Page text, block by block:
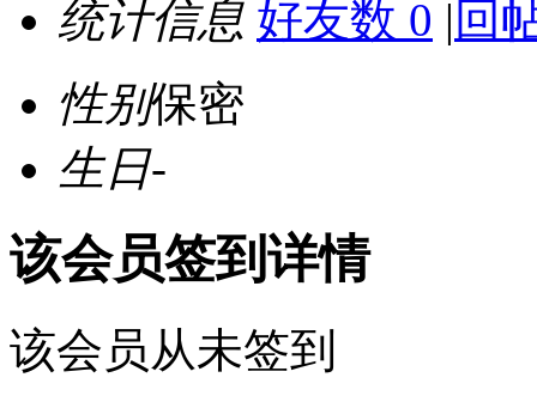
统计信息 好友数 0 | 回
性别保密
生日-
该会员签到详情
该会员从未签到